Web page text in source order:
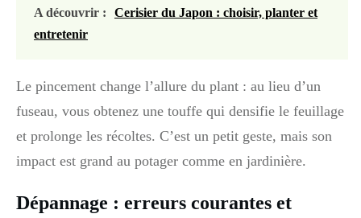
A découvrir :
Cerisier du Japon : choisir, planter et
entretenir
Le pincement change l’allure du plant : au lieu d’un
fuseau, vous obtenez une touffe qui densifie le feuillage
et prolonge les récoltes. C’est un petit geste, mais son
impact est grand au potager comme en jardinière.
Dépannage : erreurs courantes et